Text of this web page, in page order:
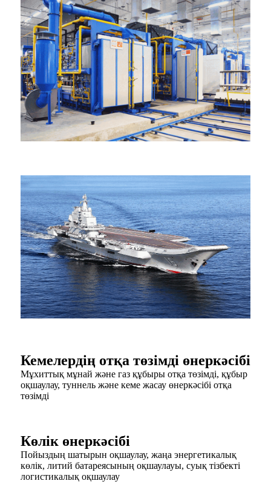
Кемелердің отқа төзімді өнеркәсібі
Мұхиттық мұнай және газ құбыры отқа төзімді, құбыр
оқшаулау, туннель және кеме жасау өнеркәсібі отқа
төзімді
Көлік өнеркәсібі
Пойыздың шатырын оқшаулау, жаңа энергетикалық
көлік, литий батареясының оқшаулауы, суық тізбекті
логистикалық оқшаулау